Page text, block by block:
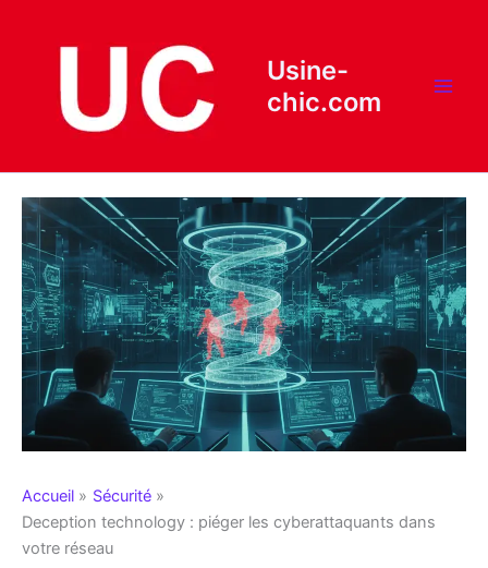
Usine-
chic.com
Accueil
Sécurité
Deception technology : piéger les cyberattaquants dans
votre réseau